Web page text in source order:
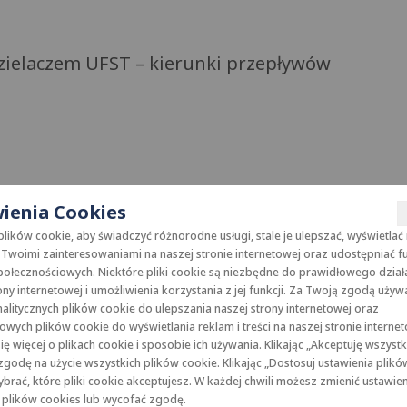
Cookies
cookie, aby świadczyć różnorodne usługi, stale je ulepszać,
zainteresowaniami na naszej stronie internetowej oraz udostępniać
Niektóre pliki cookie są niezbędne do prawidłowego
internetowej i umożliwienia korzystania z jej funkcji. Za Twoją zgodą
plików cookie do ulepszania naszej strony internetowej oraz
plików cookie do wyświetlania reklam i treści na naszej stronie
więcej o plikach cookie i sposobie ich używania. Klikając „Akceptuję
na użycie wszystkich plików cookie. Klikając „Dostosuj ustawienia
które pliki cookie akceptujesz. W każdej chwili możesz zmienić
cookies lub wycofać zgodę.
UFST – kierunki przepływów
zaworu regulacyjnego ZR. Podawana do układu woda
przylgowym umieszczonym na belce rozdzielacza
płaszczyznową temperatury wyższej od nastawionej).